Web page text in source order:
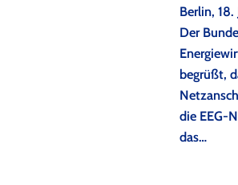
Berlin,
Der
begrüßt,
die EEG-
das…